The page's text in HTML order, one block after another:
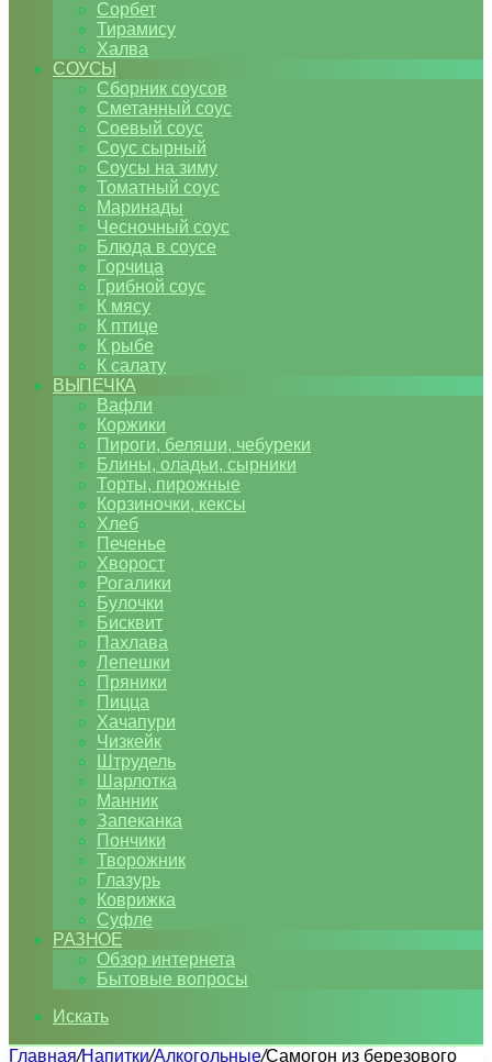
Сорбет
Тирамису
Халва
СОУСЫ
Сборник соусов
Сметанный соус
Соевый соус
Соус сырный
Соусы на зиму
Томатный соус
Маринады
Чесночный соус
Блюда в соусе
Горчица
Грибной соус
К мясу
К птице
К рыбе
К салату
ВЫПЕЧКА
Вафли
Коржики
Пироги, беляши, чебуреки
Блины, оладьи, сырники
Торты, пирожные
Корзиночки, кексы
Хлеб
Печенье
Хворост
Рогалики
Булочки
Бисквит
Пахлава
Лепешки
Пряники
Пицца
Хачапури
Чизкейк
Штрудель
Шарлотка
Манник
Запеканка
Пончики
Творожник
Глазурь
Коврижка
Суфле
РАЗНОЕ
Обзор интернета
Бытовые вопросы
Искать
Главная/Напитки/Алкогольные/Самогон из березового